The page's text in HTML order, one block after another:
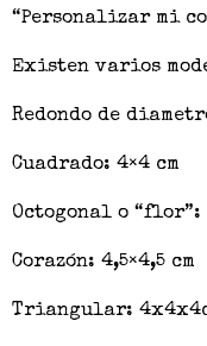
“Personalizar mi
Existen varios
Redondo de
Cuadrado: 4×4 cm
Octogonal o “flor”:
Corazón: 4,5×4,5 cm
Triangular: